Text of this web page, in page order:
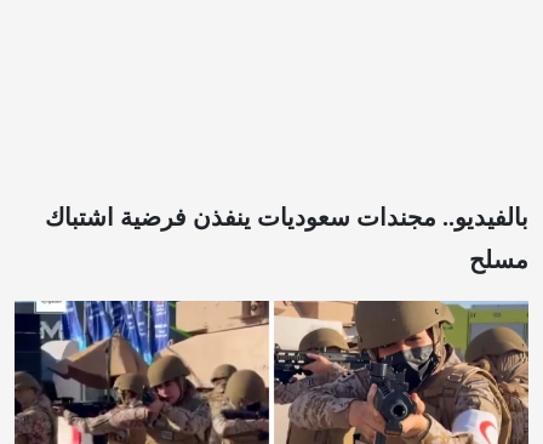
بالفيديو.. مجندات سعوديات ينفذن فرضية اشتباك
مسلح